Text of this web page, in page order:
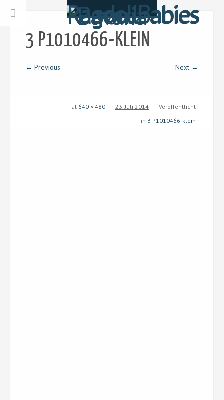
3 P1010466-KLEIN
← Previous Next →
Veröffentlicht
23. Juli 2014
at 640 × 480
in 3 P1010466-klein